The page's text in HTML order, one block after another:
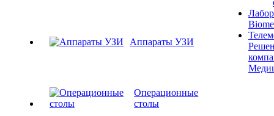
Аппараты УЗИ
Операционные
столы